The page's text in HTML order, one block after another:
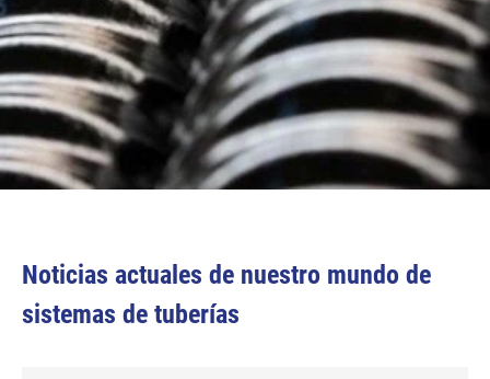
Noticias actuales de nuestro mundo de
sistemas de tuberías